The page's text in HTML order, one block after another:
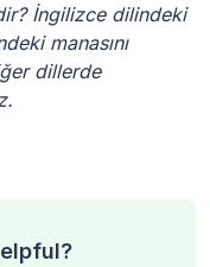
İngilizce dilindeki
manasını
dillerde